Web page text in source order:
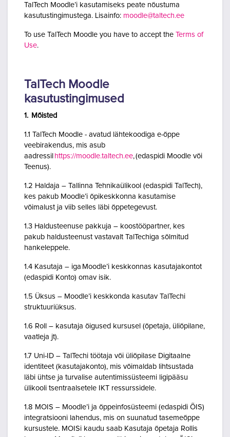
TalTech Moodle’i kasutamiseks peate nõustuma
kasutustingimustega. Lisainfo: moodle@taltech.ee
To use TalTech Moodle you have to accept the Terms of
Use.
TalTech Moodle
kasutustingimused
1. Mõisted
1.1 TalTech Moodle - avatud lähtekoodiga e-õppe
veebirakendus, mis asub
aadressil https://moodle.taltech.ee, (edaspidi Moodle või
Teenus).
1.2 Haldaja – Tallinna Tehnikaülikool (edaspidi TalTech),
kes pakub Moodle’i õpikeskkonna kasutamise
võimalust ja viib selles läbi õppetegevust.
1.3 Haldusteenuse pakkuja – koostööpartner, kes
pakub haldusteenust vastavalt TalTechiga sõlmitud
hankeleppele.
1.4 Kasutaja – iga Moodle’i keskkonnas kasutajakontot
(edaspidi Konto) omav isik.
1.5 Üksus – Moodle’i keskkonda kasutav TalTechi
struktuuriüksus.
1.6 Roll – kasutaja õigused kursusel (õpetaja, üliõpilane,
vaatleja jt).
1.7 Uni-ID – TalTechi töötaja või üliõpilase Digitaalne
identiteet (kasutajakonto), mis võimaldab lihtsustada
läbi ühtse ja turvalise autentimissüsteemi ligipääsu
ülikooli tsentraalsetele IKT ressurssidele.
1.8 MOIS – Moodle’i ja õppeinfosüsteemi (edaspidi ÕIS)
integratsiooni lahendus, mis on suunatud tasemeõppe
kursustele. MOISi kaudu saab Kasutaja õpetaja Rollis